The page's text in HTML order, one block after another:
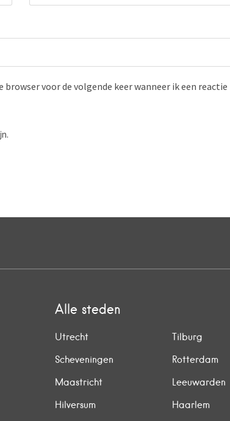
voor de volgende keer wanneer ik een reactie
Alle steden
Utrecht Tilburg
Scheveningen
Rotterdam
Maastricht
Leeuwarden
Hilversum
Haarlem